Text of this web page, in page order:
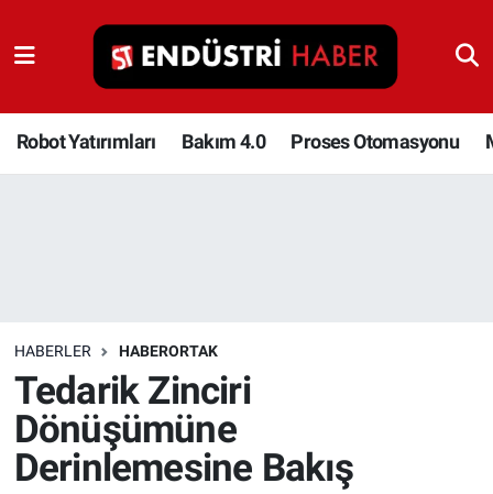
Robot Yatırımları Bakım 4.0 Proses Otomasyonu
HABERLER HABERORTAK
Tedarik Zinciri
Dönüşümüne
Derinlemesine Bakış
Robot Yatırımları
Bakım 4.0
İnşaat ve Malzeme
HaberOrtak